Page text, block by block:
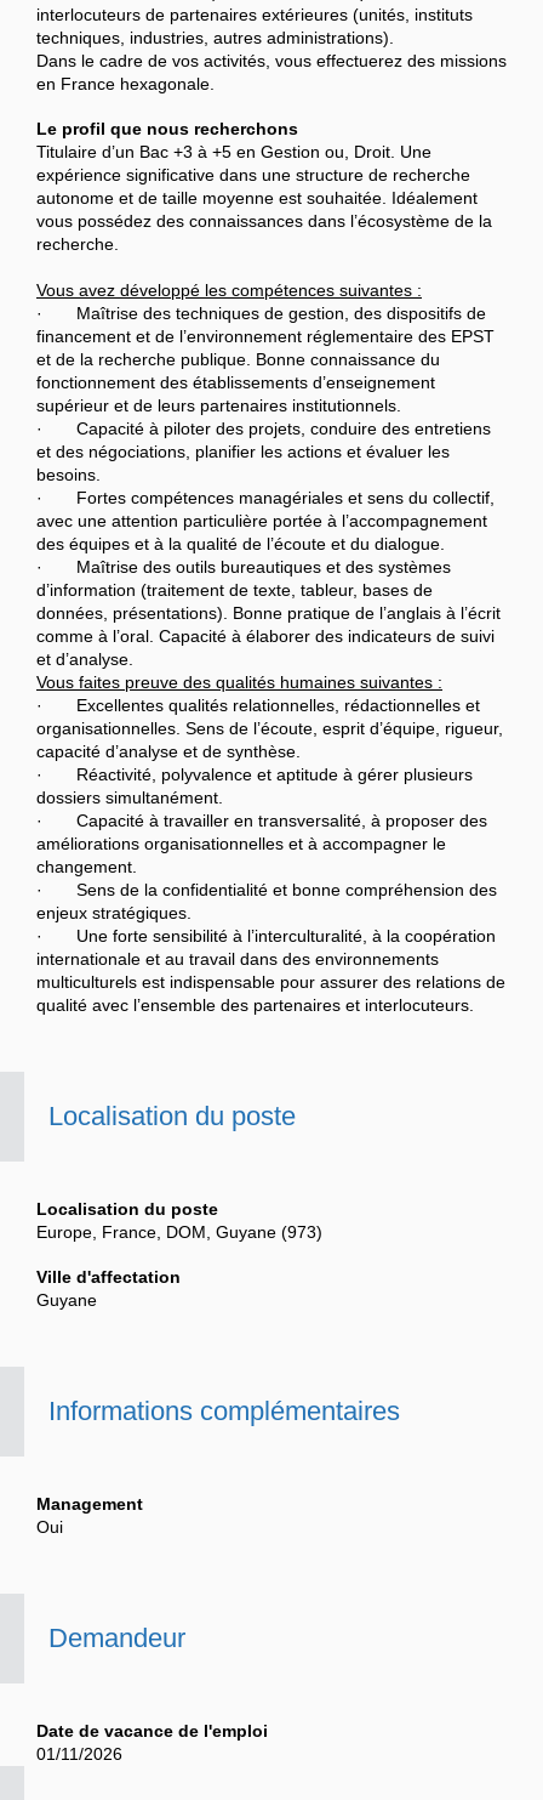
interlocuteurs de partenaires extérieures (unités, instituts
techniques, industries, autres administrations).
Dans le cadre de vos activités, vous effectuerez des missions
en France hexagonale.
Le profil que nous recherchons
Titulaire d’un Bac +3 à +5 en Gestion ou, Droit. Une
expérience significative dans une structure de recherche
autonome et de taille moyenne est souhaitée. Idéalement
vous possédez des connaissances dans l’écosystème de la
recherche.
Vous avez développé les compétences suivantes :
· Maîtrise des techniques de gestion, des dispositifs de
financement et de l’environnement réglementaire des EPST
et de la recherche publique. Bonne connaissance du
fonctionnement des établissements d’enseignement
supérieur et de leurs partenaires institutionnels.
· Capacité à piloter des projets, conduire des entretiens
et des négociations, planifier les actions et évaluer les
besoins.
· Fortes compétences managériales et sens du collectif,
avec une attention particulière portée à l’accompagnement
des équipes et à la qualité de l’écoute et du dialogue.
· Maîtrise des outils bureautiques et des systèmes
d’information (traitement de texte, tableur, bases de
données, présentations). Bonne pratique de l’anglais à l’écrit
comme à l’oral. Capacité à élaborer des indicateurs de suivi
et d’analyse.
Vous faites preuve des qualités humaines suivantes :
· Excellentes qualités relationnelles, rédactionnelles et
organisationnelles. Sens de l’écoute, esprit d’équipe, rigueur,
capacité d’analyse et de synthèse.
· Réactivité, polyvalence et aptitude à gérer plusieurs
dossiers simultanément.
· Capacité à travailler en transversalité, à proposer des
améliorations organisationnelles et à accompagner le
changement.
· Sens de la confidentialité et bonne compréhension des
enjeux stratégiques.
· Une forte sensibilité à l’interculturalité, à la coopération
internationale et au travail dans des environnements
multiculturels est indispensable pour assurer des relations de
qualité avec l’ensemble des partenaires et interlocuteurs.
Localisation du poste
Localisation du poste
Europe, France, DOM, Guyane (973)
Ville d'affectation
Guyane
Informations complémentaires
Management
Oui
Demandeur
Date de vacance de l'emploi
01/11/2026